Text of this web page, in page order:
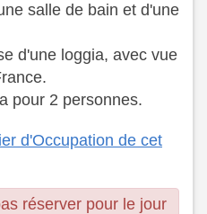
salle de bain et d'une
d'une loggia, avec vue
pour 2 personnes.
d'Occupation de cet
réserver pour le jour